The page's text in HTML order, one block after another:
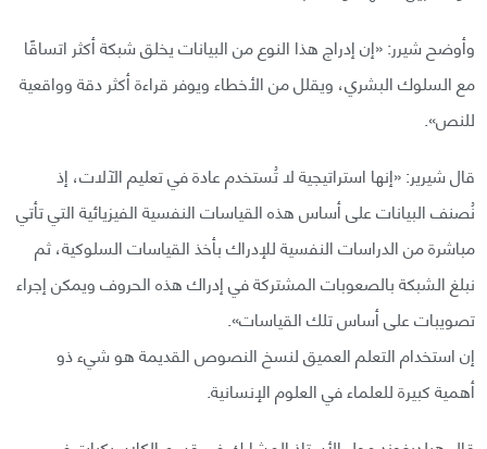
وأوضح شيرر: «إن إدراج هذا النوع من البيانات يخلق شبكة أكثر اتساقًا
مع السلوك البشري، ويقلل من الأخطاء ويوفر قراءة أكثر دقة وواقعية
للنص».
قال شيرير: «إنها استراتيجية لا تُستخدم عادة في تعليم الآلات، إذ
نُصنف البيانات على أساس هذه القياسات النفسية الفيزيائية التي تأتي
مباشرة من الدراسات النفسية للإدراك بأخذ القياسات السلوكية، ثم
نبلغ الشبكة بالصعوبات المشتركة في إدراك هذه الحروف ويمكن إجراء
تصويبات على أساس تلك القياسات».
إن استخدام التعلم العميق لنسخ النصوص القديمة هو شيء ذو
أهمية كبيرة للعلماء في العلوم الإنسانية.